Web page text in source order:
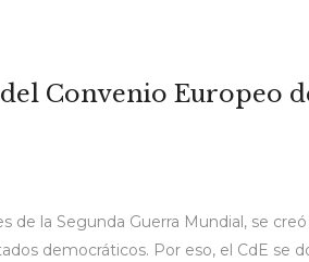
Convenio Europeo
de la Segunda Guerra Mundial, se
democráticos. Por eso, el CdE